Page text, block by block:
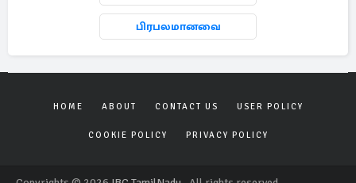
பிரபலமானவை
HOME ABOUT CONTACT US USER POLICY
COOKIE POLICY PRIVACY POLICY